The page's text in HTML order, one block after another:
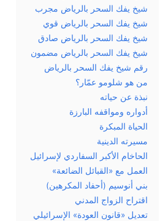
شيخ يفك السحر بالرياض مجرب
شيخ يفك السحر بالرياض قوي
شيخ يفك السحر بالرياض صادق
شيخ يفك السحر بالرياض مضمون
رقم شيخ يفك السحر بالرياض
من هو شلومو عمّار؟
نبذة عن حياته
أدواره ومواقفه البارزة
الحياة المبكرة
مسيرته الدينية
الحاخام الأكبر السفاردي لإسرائيل
العمل مع «القبائل الضائعة»
بني أنوسيم (أحفاد المكرهين)
اقتراح الزواج المدني
تعديل «قانون العودة» الإسرائيلي